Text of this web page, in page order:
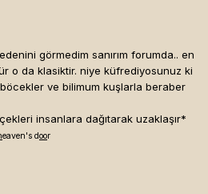
görmedim sanırım forumda.. en
o da klasiktir. niye küfrediyosunuz ki
ve bilimum kuşlarla beraber
insanlara dağıtarak uzaklaşır*
eaven's door